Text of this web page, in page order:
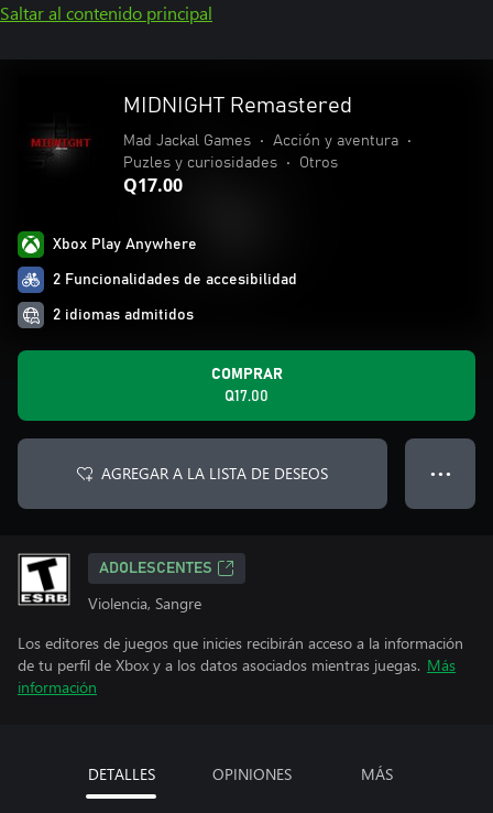
Saltar al contenido principal
MIDNIGHT Remastered
Mad Jackal Games • Acción y aventura
•
Puzles y curiosidades
• Otros
Q17.00
Xbox Play Anywhere
2 Funcionalidades de accesibilidad
2 idiomas admitidos
COMPRAR
Q17.00
AGREGAR A LA LISTA DE DESEOS ● ● ●
ADOLESCENTES
Violencia, Sangre
Los editores de juegos que inicies recibirán acceso a la información
de tu perfil de Xbox y a los datos asociados mientras juegas. Más
información
DETALLES OPINIONES MÁS